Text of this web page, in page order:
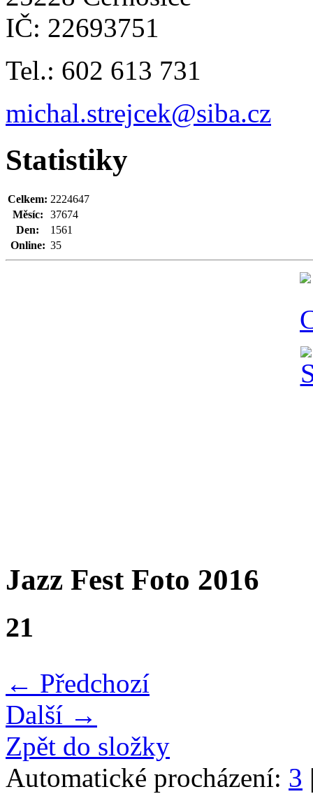
IČ: 22693751
Tel.: 602 613 731
michal.strejcek@siba.cz
Statistiky
Online: 35
Celkem: 2224647
Měsíc:
37674
Den:
1561
Jazz Fest Foto 2016
21
← Předchozí
Další →
Zpět do složky
Automatické procházení: 3